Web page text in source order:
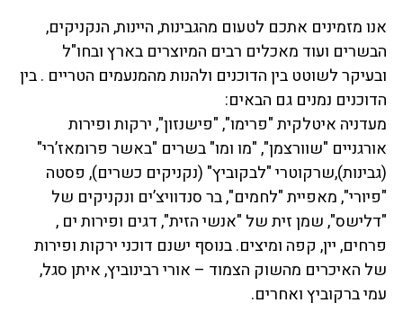
אנו מזמינים אתכם לטעום מהגבינות, היינות, הנקניקים,
הבשרים ועוד מאכלים רבים המיוצרים בארץ ובחו"ל
ובעיקר לשוטט בין הדוכנים ולהנות מהמנעמים הטריים . בין
הדוכנים נמנים גם הבאים:
מעדניה איטלקית "פרימו", "פישנזון", ירקות ופירות
אורגניים "שוורצמן", "מו ומו" בשרים "באשר פרומאז’רי"
(גבינות),שרקוטרי "לבקוביץ" (נקניקים כשרים), פסטה
"פיורי", מאפיית "לחמים", בר סנדוויצ’ים ונקניקים של
"דלישס", שמן זית של "אנשי הזית", דגים ופירות ים ,
פרחים, יין, קפה ומיצים. בנוסף ישנם דוכני ירקות ופירות
של האיכרים מהשוק הצמוד – אורי רבינוביץ, איתן סגל,
עמי ברקוביץ ואחרים.